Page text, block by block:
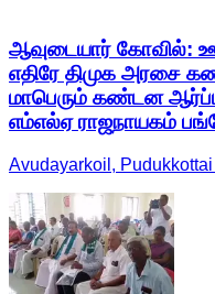
ஆவுடையார் கோவில்:
எதிரே திமுக அரசை
மாபெரும் கண்டன
எம்எல்ஏ ராஜநாயகம்
Avudayarkoil,